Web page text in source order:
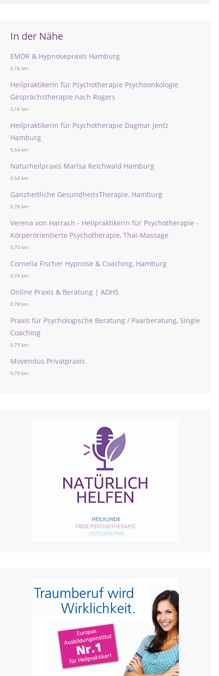
In der Nähe
EMDR & Hypnosepraxis Hamburg
0,16 km
Heilpraktikerin für Psychotherapie Psychoonkologie
Gesprächstherapie nach Rogers
0,16 km
Heilpraktikerin für Psychotherapie Dagmar Jentz
Hamburg
0,54 km
Naturheilpraxis Marisa Reichwald Hamburg
0,54 km
Ganzheitliche GesundheitsTherapie, Hamburg
0,70 km
Verena von Harrach - Heilpraktikerin für Psychotherapie -
Körperorientierte Psychotherapie, Thai-Massage
0,70 km
Cornelia Fischer Hypnose & Coaching, Hamburg
0,74 km
Online Praxis & Beratung | ADHS
0,78 km
Praxis für Psychologische Beratung / Paarberatung, Single
Coaching
0,79 km
Movendus Privatpraxis
0,79 km